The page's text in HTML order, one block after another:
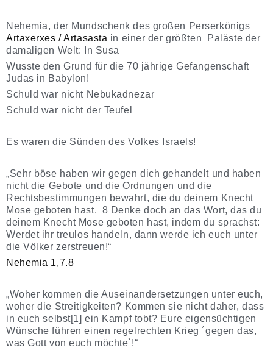
Nehemia, der Mundschenk des großen Perserkönigs
Artaxerxes / Artasasta in einer der größten Paläste der
damaligen Welt: In Susa
Wusste den Grund für die 70 jährige Gefangenschaft
Judas in Babylon!
Schuld war nicht Nebukadnezar
Schuld war nicht der Teufel
Es waren die Sünden des Volkes Israels!
„Sehr böse haben wir gegen dich gehandelt und haben
nicht die Gebote und die Ordnungen und die
Rechtsbestimmungen bewahrt, die du deinem Knecht
Mose geboten hast. 8 Denke doch an das Wort, das du
deinem Knecht Mose geboten hast, indem du sprachst:
Werdet ihr treulos handeln, dann werde ich euch unter
die Völker zerstreuen!“
Nehemia 1,7.8
„Woher kommen die Auseinandersetzungen unter euch,
woher die Streitigkeiten? Kommen sie nicht daher, dass
in euch selbst[1] ein Kampf tobt? Eure eigensüchtigen
Wünsche führen einen regelrechten Krieg ´gegen das,
was Gott von euch möchte`!“